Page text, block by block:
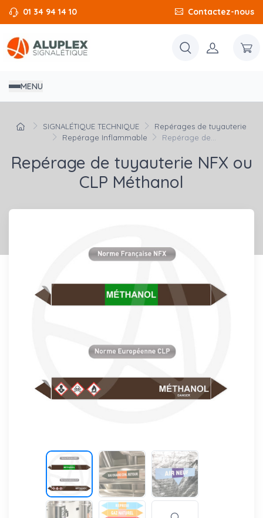
01 34 94 14 10 Contactez-nous
MENU
SIGNALÉTIQUE TECHNIQUE
Repérages de tuyauterie
Repérage Inflammable
Repérage de...
Repérage de tuyauterie NFX ou
CLP Méthanol